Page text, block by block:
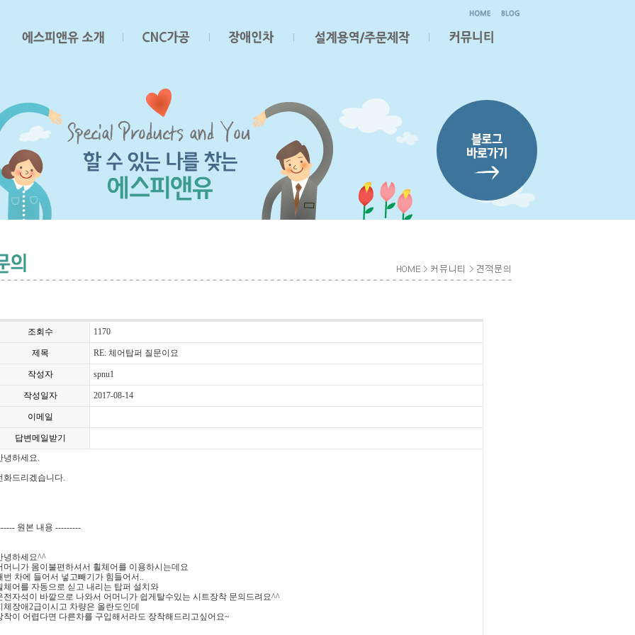
조회수 1170
제목 RE: 체어탑퍼 질문이요
작성자 spnu1
작성일자 2017-08-14
이메일
답변메일받기
녕하세요.
화드리겠습니다.
원본 내용 ---------
녕하세요^^
머니가 몸이불편하셔서 휠체어를 이용하시는데요
번 차에 들어서 넣고빼기가 힘들어서..
체어를 자동으로 싣고 내리는 탑퍼 설치와
전자석이 바깥으로 나와서 어머니가 쉽게탈수있는 시트장착 문의드려요^^
체장애2급이시고 차량은 올란도인데
착이 어렵다면 다른차를 구입해서라도 장착해드리고싶어요~